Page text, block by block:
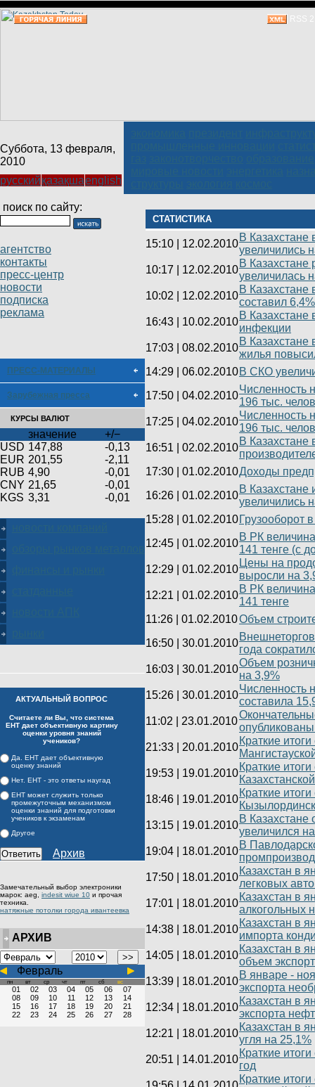
RSS
Суббота, 13 февраля,
2010
русскийқазақшаenglish
поиск по сайту:
агентство
контакты
пресс-центр
новости
подписка
реклама
ПРЕСС-МАТЕРИАЛЫ
Зарубежная пресса
КУРСЫ ВАЛЮТ
значение
+/−
USD 147,88
-0,13
EUR 201,55
-2,11
RUB 4,90
-0,01
CNY 21,65
-0,01
KGS 3,31 -0,01
АКТУАЛЬНЫЙ ВОПРОС
Считаете ли Вы, что система
ЕНТ дает объективную картину
оценки уровня знаний
учеников?
Да. ЕНТ дает объективную
оценку знаний
Нет. ЕНТ - это ответы наугад
ЕНТ может служить только
промежуточным механизмом
оценки знаний для подготовки
учеников к экзаменам
Другое
Архив
Замечательный выбор электроники
марок: aeg, indesit wiue 10 и прочая
техника.
натяжные потолки города ивантеевка
АРХИВ
Февраль
пн вт ср чт пт сб вс
01 02 03 04 05 06
07
08
09 10 11 12 13
14
15
16 17 18 19 20
21
22
23 24 25 26 27 28
СТАТИСТИКА
15:10 12.02.2010
В Казахстане
увеличились
10:17
12.02.2010
В Казахстане
увеличилась
10:02
12.02.2010
В Казахстане
составил 6,4%
16:43
10.02.2010
В
инфекции
17:03
08.02.2010
В
жилья
14:29
06.02.2010В СКО
17:50
04.02.2010
Численность
196 тыс.
17:25
04.02.2010
Численность
196 тыс.
16:51
02.02.2010
В Казахстане
17:30
01.02.2010Доходы
16:26
01.02.2010
В Казахстане
увеличились
15:28
01.02.2010Грузооборот
12:45
01.02.2010
В РК
141 тенге (с
12:29
01.02.2010
Цены на
выросли на
12:21
01.02.2010
В РК
141 тенге
11:26
01.02.2010Объем
16:50
30.01.2010
года
16:03
30.01.2010
Объем
на 3,9%
15:26
30.01.2010
Численность
составила
11:02
23.01.2010
21:33
20.01.2010
Краткие
19:53
19.01.2010
Краткие
18:46
19.01.2010
Краткие
13:15
19.01.2010
В Казахстане
увеличился
19:04
18.01.2010
В
17:50
18.01.2010
Казахстан в
легковых
17:01
18.01.2010
Казахстан в
алкогольных
14:38
18.01.2010
Казахстан в
импорта
14:05
18.01.2010
Казахстан в
объем
13:39
18.01.2010
В январе -
экспорта
12:34
18.01.2010
Казахстан в
экспорта
12:21
18.01.2010
Казахстан в
угля на 25,1%
20:51
14.01.2010
Краткие
год
Краткие